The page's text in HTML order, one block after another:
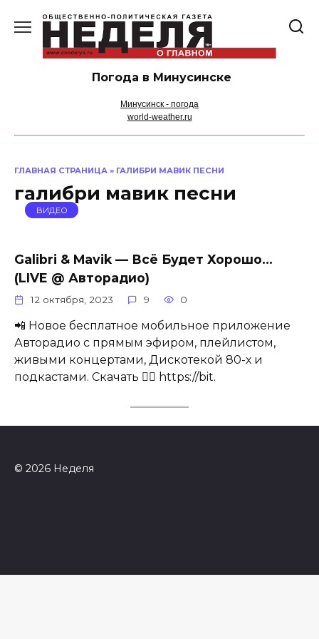
содержанию
Погода в Минусинске
Минусинск - погода
world-weather.ru
ГЛАВНАЯ СТРАНИЦА » ГАЛИБРИ МАВИК ПЕСНИ
галибри мавик песни
ВИДЕО
Galibri & Mavik — Всё Будет Хорошо…
(LIVE @ Авторадио)
12 октября, 2023 9 0
📲 Новое бесплатное мобильное приложение
Авторадио с прямым эфиром, плейлистом,
живыми концертами, Дискотекой 80-х и
подкастами. Скачать 👉🏻 https://bit.
© 2026 Неделя